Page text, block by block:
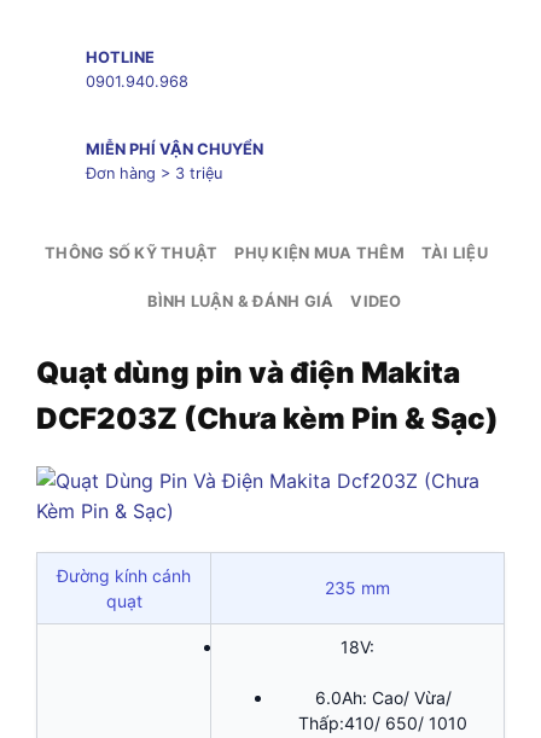
HOTLINE
0901.940.968
MIỄN PHÍ VẬN CHUYỂN
Đơn hàng > 3 triệu
THÔNG SỐ KỸ THUẬT PHỤ KIỆN MUA THÊM TÀI LIỆU
BÌNH LUẬN & ĐÁNH GIÁ VIDEO
Quạt dùng pin và điện Makita
DCF203Z (Chưa kèm Pin & Sạc)
Đường kính cánh
quạt
235 mm
18V:
6.0Ah: Cao/ Vừa/
Thấp:410/ 650/ 1010